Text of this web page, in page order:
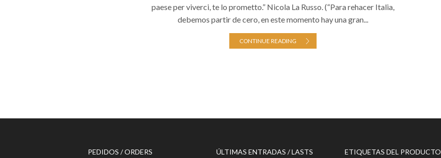
paese per viverci, te lo prometto.” Nicola La Russo. (“Para rehacer Italia,
debemos partir de cero, en este momento hay una gran...
CONTINUE READING
PEDIDOS / ORDERS
ÚLTIMAS ENTRADAS / LASTS
ETIQUETAS DEL PRODUCTO